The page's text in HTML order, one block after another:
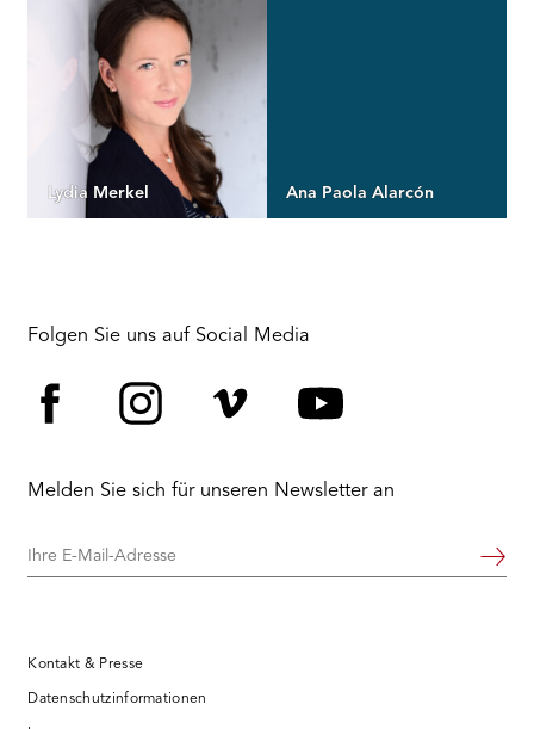
Lydia Merkel Ana Paola Alarcón
Folgen Sie uns auf Social Media
Melden Sie sich für unseren Newsletter an
Ihre
Weiter
Kontakt & Presse
Datenschutzinformationen